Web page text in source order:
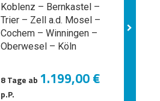
Koblenz – Bernkastel –
Trier – Zell a.d. Mosel –
Cochem – Winningen –
Oberwesel – Köln
8 Tage ab 1.199,00 €
p.P.